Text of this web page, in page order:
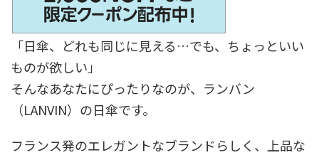
「日傘、どれも同じに見える…でも、ちょっといい
ものが欲しい」
そんなあなたにぴったりなのが、ランバン
（LANVIN）の日傘です。
フランス発のエレガントなブランドらしく、上品な